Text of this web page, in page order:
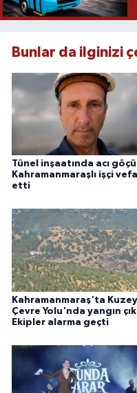
Bunlar da ilginizi
Tünel inşaatında acı
Kahramanmaraşlı işçi
etti
Kahramanmaraş'ta Kuzey
Çevre Yolu'nda yangın
Ekipler alarma geçti